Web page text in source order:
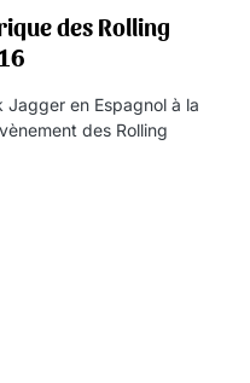
des Rolling
Jagger en Espagnol à la
des Rolling